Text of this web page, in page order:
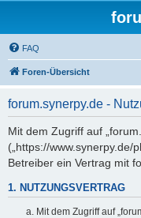
FAQ
Foren-Übersicht
forum.synerpy.de -
Mit dem Zugriff auf
(„https://www.synerpy.de/
Betreiber ein Vertrag mit
1. NUTZUNGSVERTRAG
Mit dem Zugriff auf